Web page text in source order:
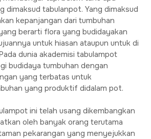
dimaksud tabulanpot. Yang dimaksud
kepanjangan dari tumbuhan
berarti flora yang budidayakan
untuk hiasan ataupun untuk di
dunia akademisi tabulampot
budidaya tumbuhan dengan
yang terbatas untuk
yang produktif didalam pot.
ini telah usang dikembangkan
oleh banyak orang terutama
pekarangan yang menyejukkan